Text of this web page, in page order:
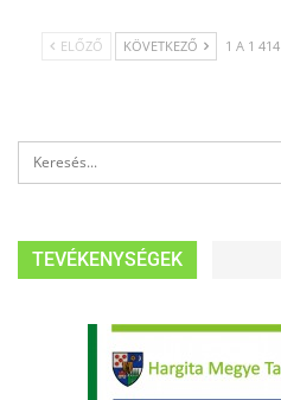
ELŐZŐ KÖVETKEZŐ 1 A 1 414
TEVÉKENYSÉGEK